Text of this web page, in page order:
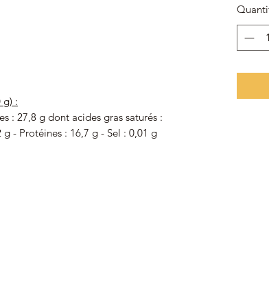
g) :
: 27,8 g dont acides gras saturés :
- Protéines : 16,7 g - Sel : 0,01 g